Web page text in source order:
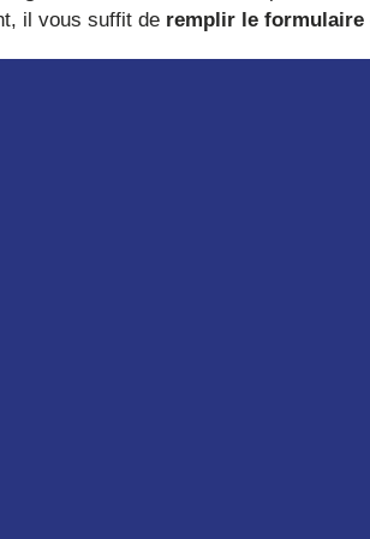
il vous suffit de remplir le formulaire